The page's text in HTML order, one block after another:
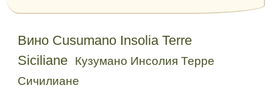
Вино Cusumano Insolia Terre
Siciliane
Кузумано Инсолия Терре
Сичилиане